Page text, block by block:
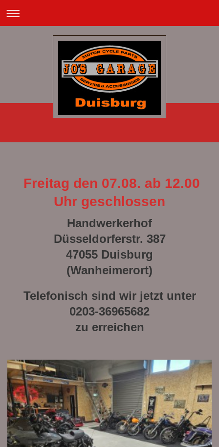
Freitag den 07.08. ab 12.00
Uhr geschlossen
Handwerkerhof
Düsseldorferstr. 387
47055 Duisburg
(Wanheimerort)
Telefonisch sind wir jetzt unter
0203-36965682
zu erreichen